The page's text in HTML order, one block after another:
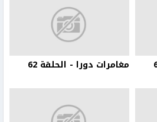
مغامرات دورا - الحلقة 62